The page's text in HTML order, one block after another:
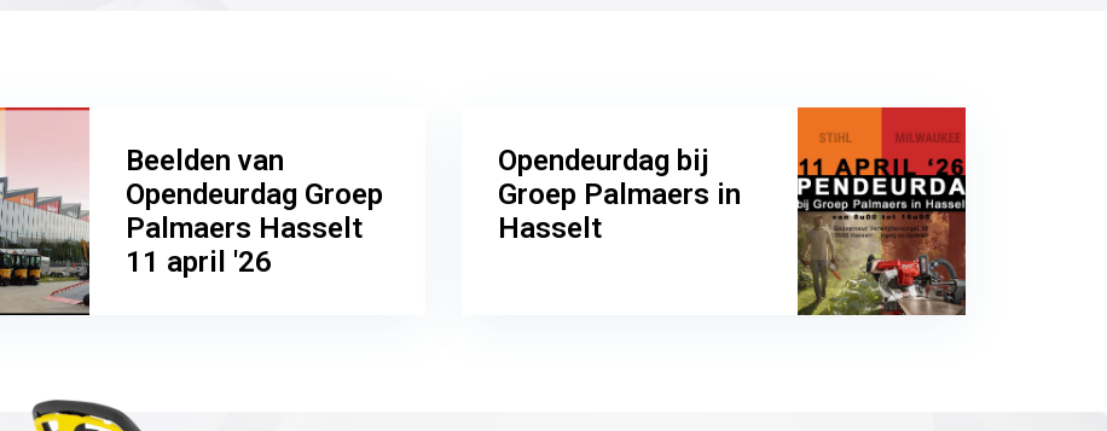
Beelden van
Opendeurdag Groep
Palmaers Hasselt
11 april '26
Opendeurdag bij
Groep Palmaers in
Hasselt